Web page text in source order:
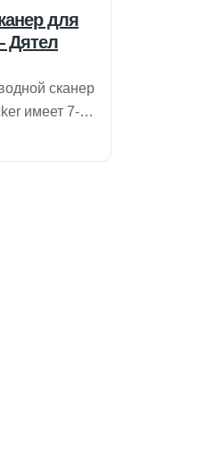
для
Дятел
сканер
имеет 7-
экран с
с
что
и
для
мм,
с